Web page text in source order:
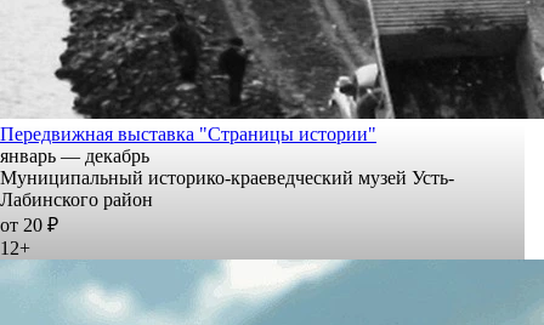
Передвижная выставка "Страницы истории"
январь — декабрь
Муниципальный историко-краеведческий музей Усть-
Лабинского район
от 20 ₽
12+